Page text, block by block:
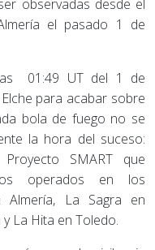
observadas desde el
el pasado 1 de
01:49 UT del 1 de
para acabar sobre
bola de fuego no se
la hora del suceso:
SMART que
operados en los
La Sagra en
y La Hita en Toledo.